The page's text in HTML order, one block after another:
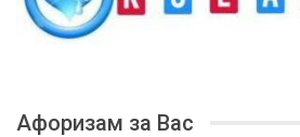
Афоризам за Вас